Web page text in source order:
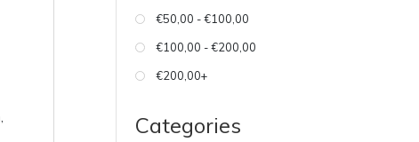
€50,00 - €100,00
€100,00 - €200,00
€200,00+
Categories